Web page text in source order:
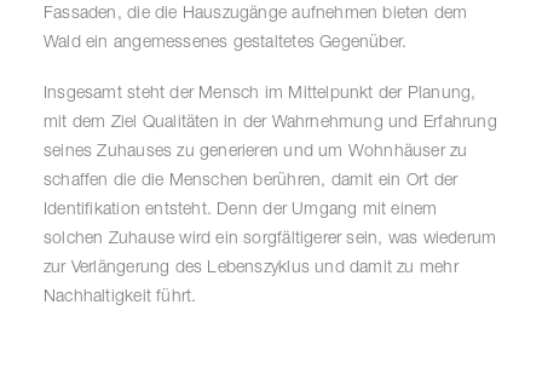
Fassaden, die die Hauszugänge aufnehmen bieten dem
Wald ein angemessenes gestaltetes Gegenüber.
Insgesamt steht der Mensch im Mittelpunkt der Planung,
mit dem Ziel Qualitäten in der Wahrnehmung und Erfahrung
seines Zuhauses zu generieren und um Wohnhäuser zu
schaffen die die Menschen berühren, damit ein Ort der
Identifikation entsteht. Denn der Umgang mit einem
solchen Zuhause wird ein sorgfältigerer sein, was wiederum
zur Verlängerung des Lebenszyklus und damit zu mehr
Nachhaltigkeit führt.